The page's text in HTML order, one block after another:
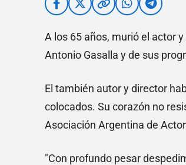
A los 65 años, murió el actor
Antonio Gasalla y de sus
El también autor y director
colocados. Su corazón no
Asociación Argentina de
"Con profundo pesar